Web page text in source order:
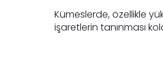
Kümeslerde, özellikle
işaretlerin tanınması